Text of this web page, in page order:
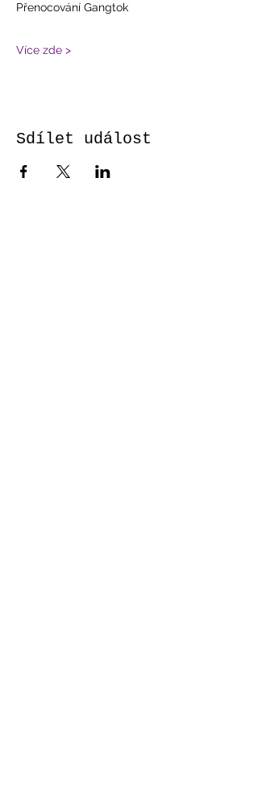
Přenocování Gangtok
Více zde >
Sdílet událost